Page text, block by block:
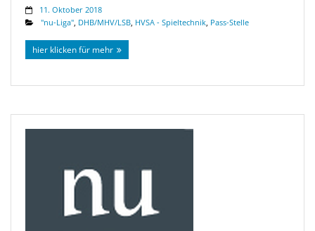
11. Oktober 2018
"nu-Liga" DHB/MHV/LSB HVSA - Spieltechnik Pass-Stelle
hier klicken für mehr